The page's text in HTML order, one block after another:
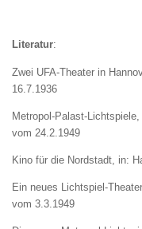
Literatur:
Zwei UFA-Theater in
16.7.1936
Metropol-Palast-
vom 24.2.1949
Kino für die Nordstadt, in:
Ein neues Lichtspiel-
vom 3.3.1949